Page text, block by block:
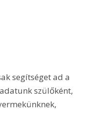
segítséget ad a
szülőként,